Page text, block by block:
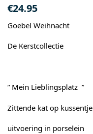
€24.95
Goebel Weihnacht
De Kerstcollectie
“ Mein Lieblingsplatz ”
Zittende kat op kussentje
uitvoering in porselein